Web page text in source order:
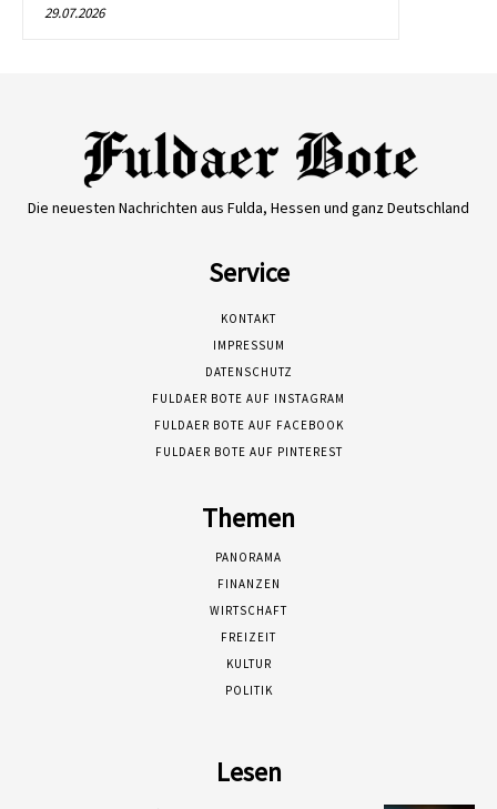
29.07.2026
Die neuesten Nachrichten aus Fulda, Hessen und ganz Deutschland
Service
KONTAKT
IMPRESSUM
DATENSCHUTZ
FULDAER BOTE AUF INSTAGRAM
FULDAER BOTE AUF FACEBOOK
FULDAER BOTE AUF PINTEREST
Themen
PANORAMA
FINANZEN
WIRTSCHAFT
FREIZEIT
KULTUR
POLITIK
Lesen